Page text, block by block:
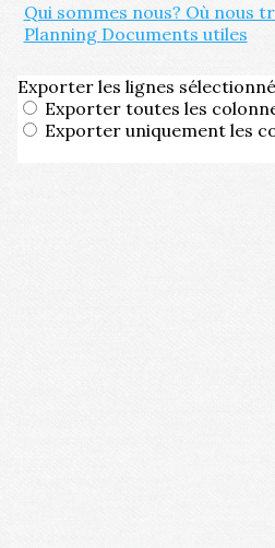
Qui sommes nous? Où nous
Planning Documents utiles